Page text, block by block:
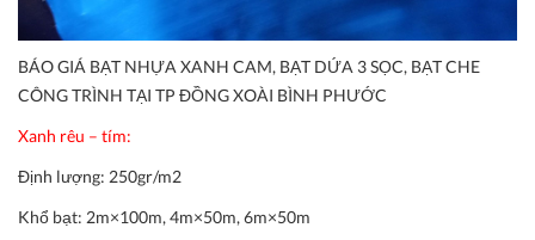
BÁO GIÁ BẠT NHỰA XANH CAM, BẠT DỨA 3 SỌC, BẠT CHE
CÔNG TRÌNH TẠI TP ĐỒNG XOÀI BÌNH PHƯỚC
Xanh rêu – tím:
Định lượng: 250gr/m2
Khổ bạt: 2m×100m, 4m×50m, 6m×50m